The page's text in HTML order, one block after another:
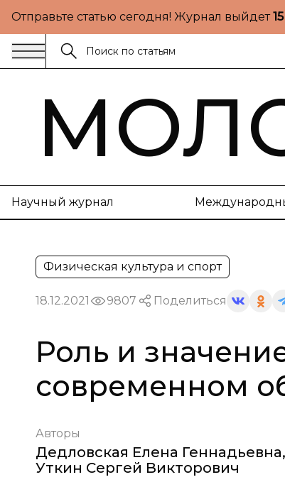
Отправьте статью сегодня! Журнал выйдет
Научный журнал
Физическая культура и спорт
18.12.2021 9807 Поделиться
Роль и
современном
Авторы
Дедловская Елена Геннадьевна,
Уткин Сергей Викторович